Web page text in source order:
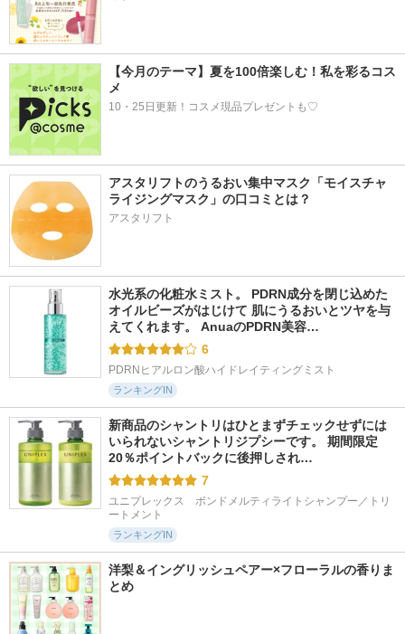
【今月のテーマ】夏を100倍楽しむ！私を彩るコス
メ
10・25日更新！コスメ現品プレゼントも♡
アスタリフトのうるおい集中マスク「モイスチャ
ライジングマスク」の口コミとは？
アスタリフト
水光系の化粧水ミスト。 PDRN成分を閉じ込めた
オイルビーズがはじけて 肌にうるおいとツヤを与
えてくれます。 AnuaのPDRN美容…
6
PDRNヒアルロン酸ハイドレイティングミスト
ランキングIN
新商品のシャントリはひとまずチェックせずには
いられないシャントリジプシーです。 期間限定
20％ポイントバックに後押しされ…
7
ユニプレックス　ボンドメルティライトシャンプー／トリ
ートメント
ランキングIN
洋梨＆イングリッシュペアー×フローラルの香りま
とめ